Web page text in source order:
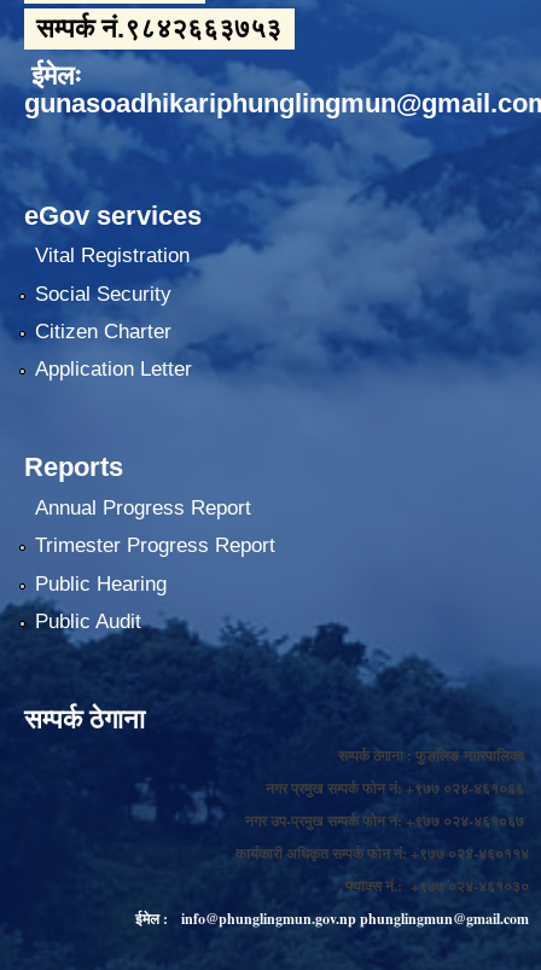
सम्पर्क नं.९८४२६६३७५३
ईमेलः
eGov services
Vital Registration
Social Security
Citizen Charter
Application Letter
Reports
Annual Progress Report
Trimester Progress Report
Public Hearing
Public Audit
सम्पर्क ठेगाना
सम्पर्क ठेगाना : फुङलिङ नगरपालिका
नगर प्रमुख सम्पर्क फोन नं: +९७७ ०२४-४६१०६६
नगर उप-प्रमुख सम्पर्क फोन नं: +९७७ ०२४-४६१०६७
कार्यकारी अधिकृत सम्पर्क फोन नं: +९७७ ०२४-४६०११४
फ्याक्स नं.: +९७७ ०२४-४६१०३०
ईमेल :
info@phunglingmun.gov.npphunglingmun@gmail.com